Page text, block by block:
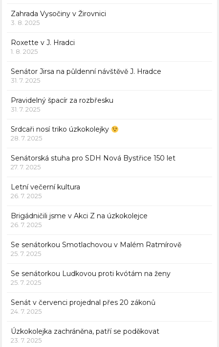
Zahrada Vysočiny v Žirovnici
3. 8. 2025
Roxette v J. Hradci
1. 8. 2025
Senátor Jirsa na půldenní návštěvě J. Hradce
31. 7. 2025
Pravidelný špacír za rozbřesku
31. 7. 2025
Srdcaři nosí triko úzkokolejky
28. 7. 2025
Senátorská stuha pro SDH Nová Bystřice 150 let
27. 7. 2025
Letní večerní kultura
26. 7. 2025
Brigádničili jsme v Akci Z na úzkokolejce
26. 7. 2025
Se senátorkou Smotlachovou v Malém Ratmírově
25. 7. 2025
Se senátorkou Ludkovou proti kvótám na ženy
25. 7. 2025
Senát v červenci projednal přes 20 zákonů
24. 7. 2025
Úzkokolejka zachráněna, patří se poděkovat
23. 7. 2025